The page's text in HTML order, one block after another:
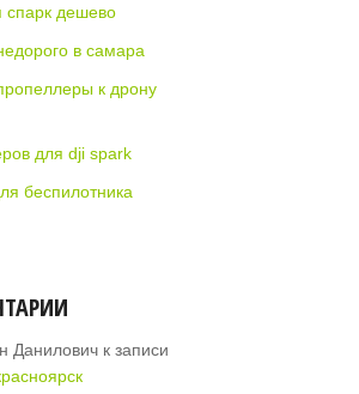
спарк дешево
в самара
к дрону
для dji spark
беспилотника
Данилович к записи